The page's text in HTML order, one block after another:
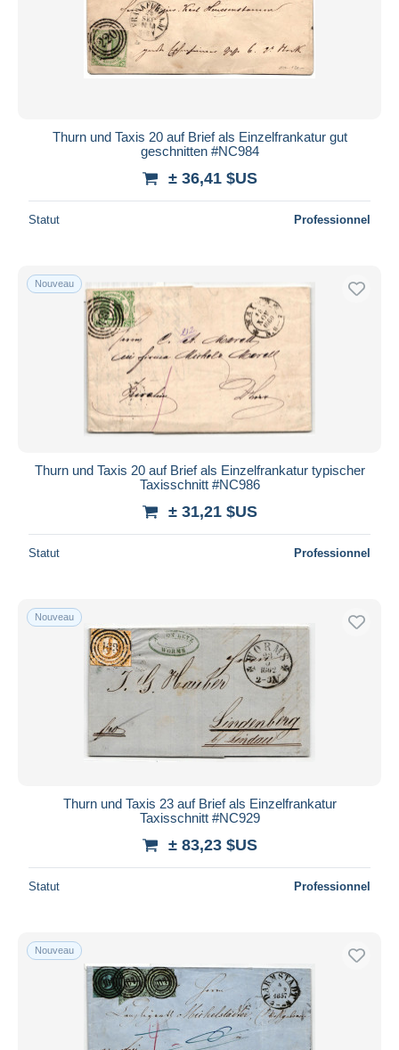
Thurn und Taxis 20 auf Brief als Einzelfrankatur gut
geschnitten #NC984
± 36,41 $US
Statut Professionnel
Nouveau
Thurn und Taxis 20 auf Brief als Einzelfrankatur typischer
Taxisschnitt #NC986
± 31,21 $US
Statut Professionnel
Nouveau
Thurn und Taxis 23 auf Brief als Einzelfrankatur
Taxisschnitt #NC929
± 83,23 $US
Statut Professionnel
Nouveau